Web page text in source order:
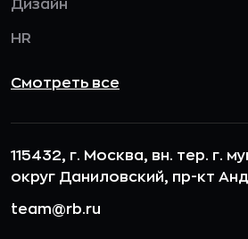
Дизайн
HR
Смотреть все
115432, г. Москва, вн. тер. г.
округ Даниловский, пр-кт
team@rb.ru